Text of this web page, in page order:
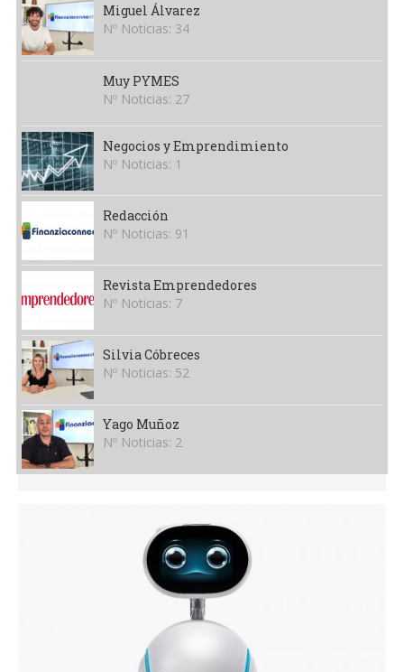
Miguel Álvarez
Nº Noticias: 34
Muy PYMES
Nº Noticias: 27
Negocios y Emprendimiento
Nº Noticias: 1
Redacción
Nº Noticias: 91
Revista Emprendedores
Nº Noticias: 7
Silvia Cóbreces
Nº Noticias: 52
Yago Muñoz
Nº Noticias: 2